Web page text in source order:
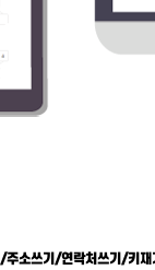
주소쓰기/연락처쓰기/키재